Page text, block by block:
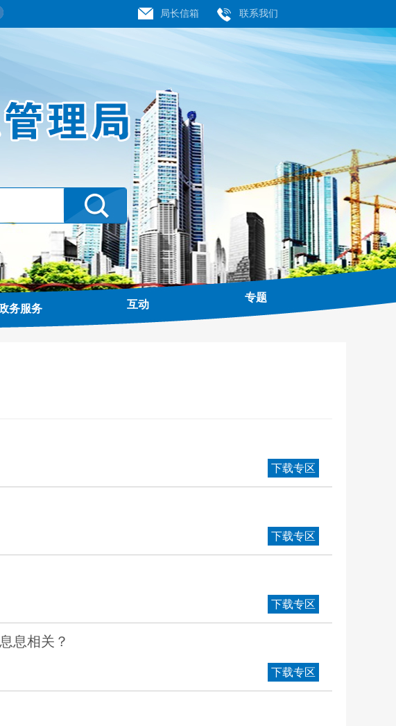
局长信箱 联系我们
务服务 互动
专题
下载专区
下载专区
下载专区
息相关？
下载专区